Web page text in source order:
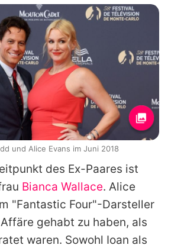
des Ex-Paares ist
Bianca Wallace. Alice
"Fantastic Four"-Darsteller
gehabt zu haben, als
waren. Sowohl Ioan als
und Alice Evans im Juni 2018